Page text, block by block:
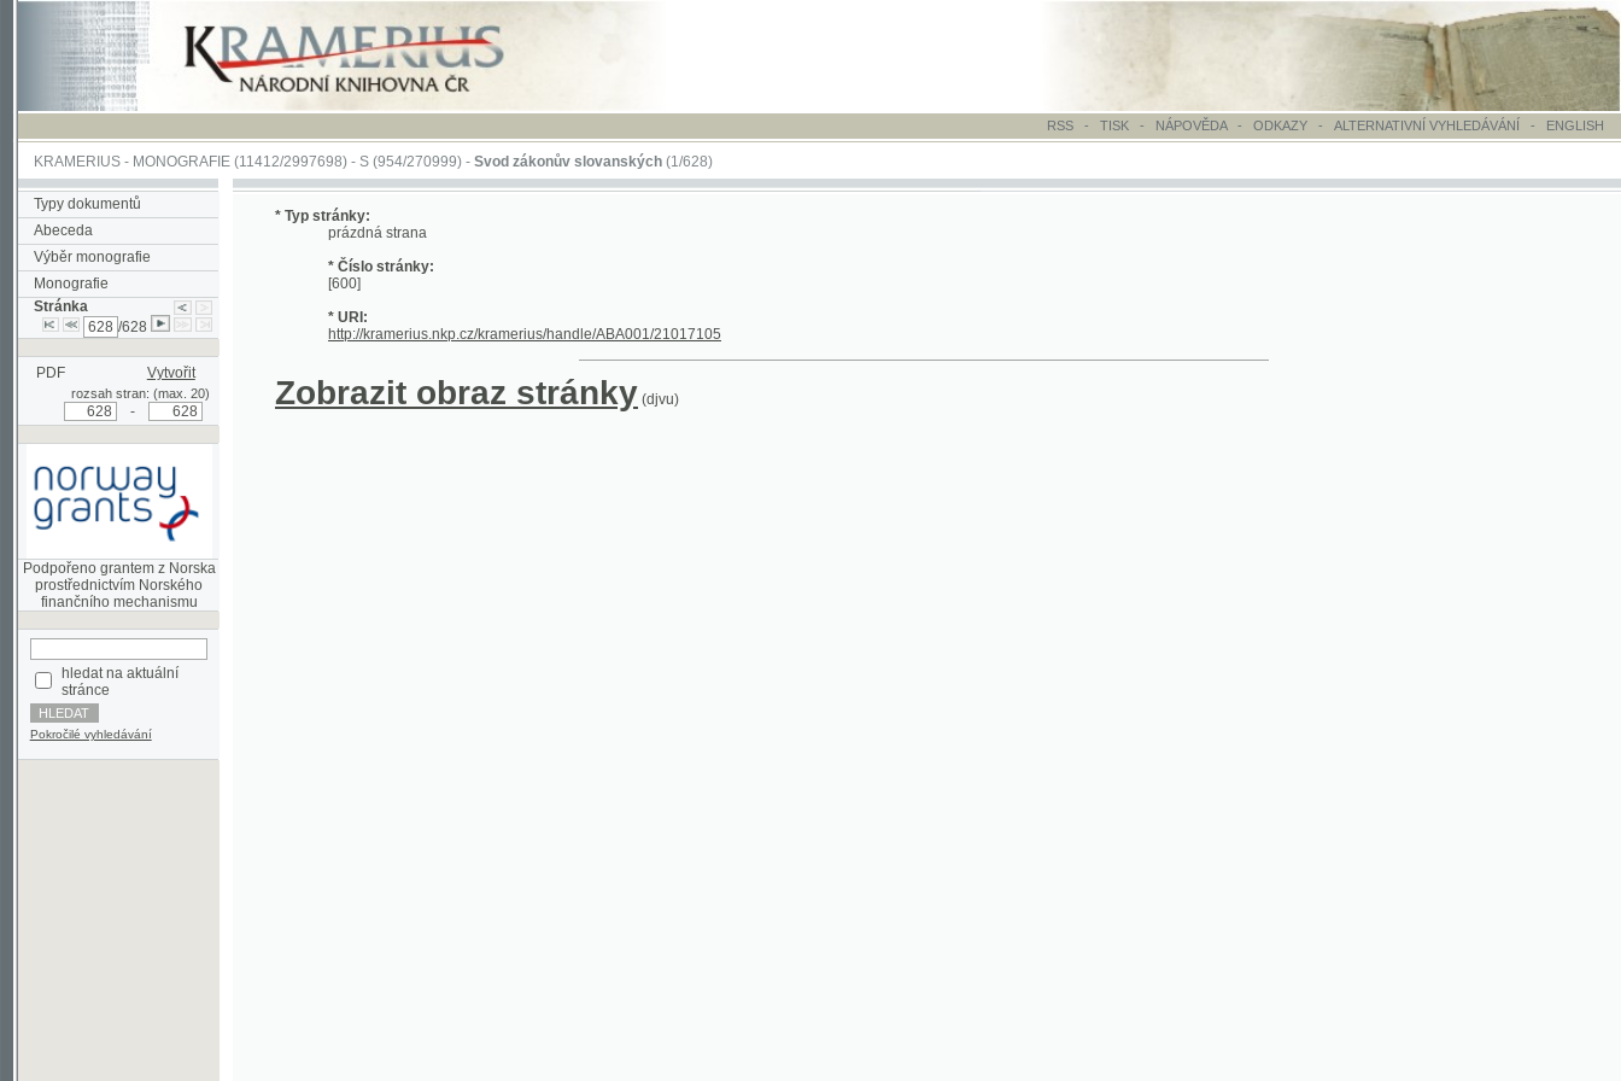
RSS - TISK-NÁPOVĚDA - ODKAZY - ALTERNATIVNÍ VYHLEDÁVÁNÍ- ENGLISH
KRAMERIUS-MONOGRAFIE(11412/2997698) -S (954/270999)-Svod zákonův slovanských(1/628)
Typy dokumentů
Abeceda
Výběr monografie
Monografie
Stránka
/628
PDF Vytvořit
rozsah stran: (max. 20)
Podpořeno grantem z Norska
prostřednictvím Norského
hledat na aktuální
stránce
Pokročilé vyhledávání
* Typ stránky:
prázdná strana
* Číslo stránky:
* URI:
Zobrazit obraz stránky(djvu)